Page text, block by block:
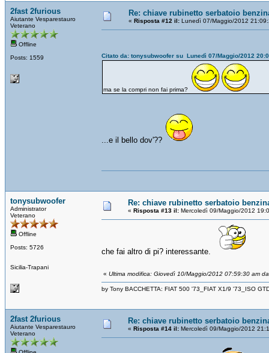
2fast 2furious
Aiutante Vesparestauro
Veterano
Offline
Posts: 1559
Re: chiave rubinetto serbatoio
« Risposta #12 il: Lunedì 07/Maggio/2012
Citato da: tonysubwoofer su Lunedì 07/Maggio/2012
ma se la compri non fai prima?
...e il bello dov'??
tonysubwoofer
Administrator
Veterano
Offline
Posts: 5726
Sicilia-Trapani
Re: chiave rubinetto serbatoio
« Risposta #13 il: Mercoledì 09/Maggio/2012
che fai altro di pi? interessante.
« Ultima modifica: Giovedì 10/Maggio/2012 07:59:30 am
by Tony BACCHETTA: FIAT 500 '73_FIAT X1/9 '73_ISO
2fast 2furious
Aiutante Vesparestauro
Veterano
Re: chiave rubinetto serbatoio
« Risposta #14 il: Mercoledì 09/Maggio/2012